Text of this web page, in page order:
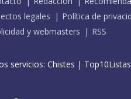
legales
Política de
y webmasters
RSS
servicios: Chistes |